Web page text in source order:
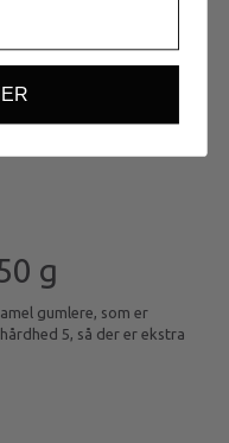
g
gumlere, som er
5, så der er ekstra